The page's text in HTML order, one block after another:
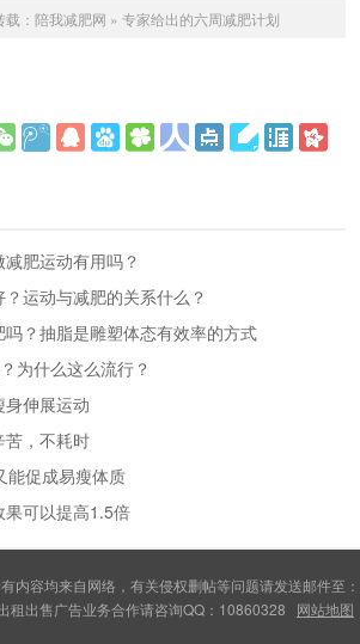
： 陪我减肥网 » 专家给出的六周减肥计划
肥运动有用吗？
运动与减肥的关系什么？
？抽脂是雕塑体态有效率的方式
为什么这么流行？
伸展运动
苦，不耗时
能促成易瘦体质
可以提高1.5倍
内容均来自网络，有关侵权删帖等问题请发送邮件至：
租出售广告业务合作请咨询QQ：10860328 网站地图